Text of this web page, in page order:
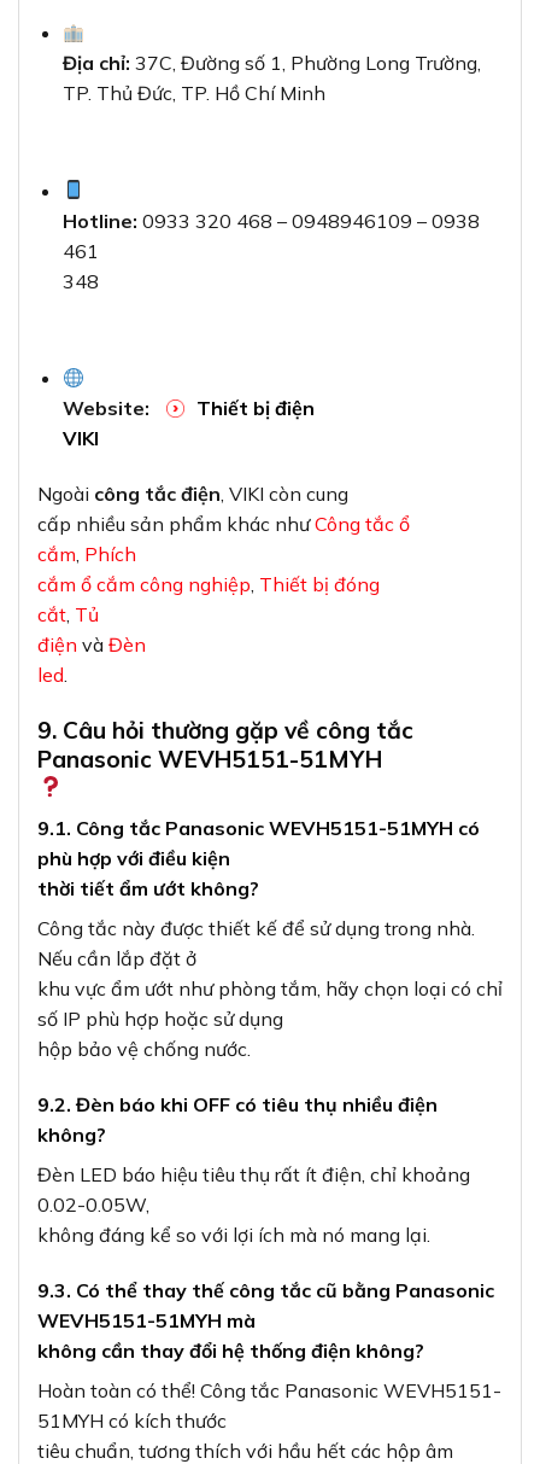
Địa chỉ: 37C, Đường số 1, Phường Long Trường,
TP. Thủ Đức, TP. Hồ Chí Minh
Hotline: 0933 320 468 – 0948946109 – 0938
461
348
Website:
Thiết bị điện
VIKI
Ngoài công tắc điện , VIKI còn cung
cấp nhiều sản phẩm khác nhưCông tắc ổ
cắm Phích
cắm ổ cắm công nghiệp Thiết bị đóng
cắt Tủ
điện và Đèn
led
9. Câu hỏi thường gặp về công tắc
Panasonic WEVH5151-51MYH
9.1. Công tắc Panasonic WEVH5151-51MYH có
phù hợp với điều kiện
thời tiết ẩm ướt không?
Công tắc này được thiết kế để sử dụng trong nhà.
Nếu cần lắp đặt ở
khu vực ẩm ướt như phòng tắm, hãy chọn loại có chỉ
số IP phù hợp hoặc sử dụng
hộp bảo vệ chống nước.
9.2. Đèn báo khi OFF có tiêu thụ nhiều điện
không?
Đèn LED báo hiệu tiêu thụ rất ít điện, chỉ khoảng
0.02-0.05W,
không đáng kể so với lợi ích mà nó mang lại.
9.3. Có thể thay thế công tắc cũ bằng Panasonic
WEVH5151-51MYH mà
không cần thay đổi hệ thống điện không?
Hoàn toàn có thể! Công tắc Panasonic WEVH5151-
51MYH có kích thước
tiêu chuẩn, tương thích với hầu hết các hộp âm